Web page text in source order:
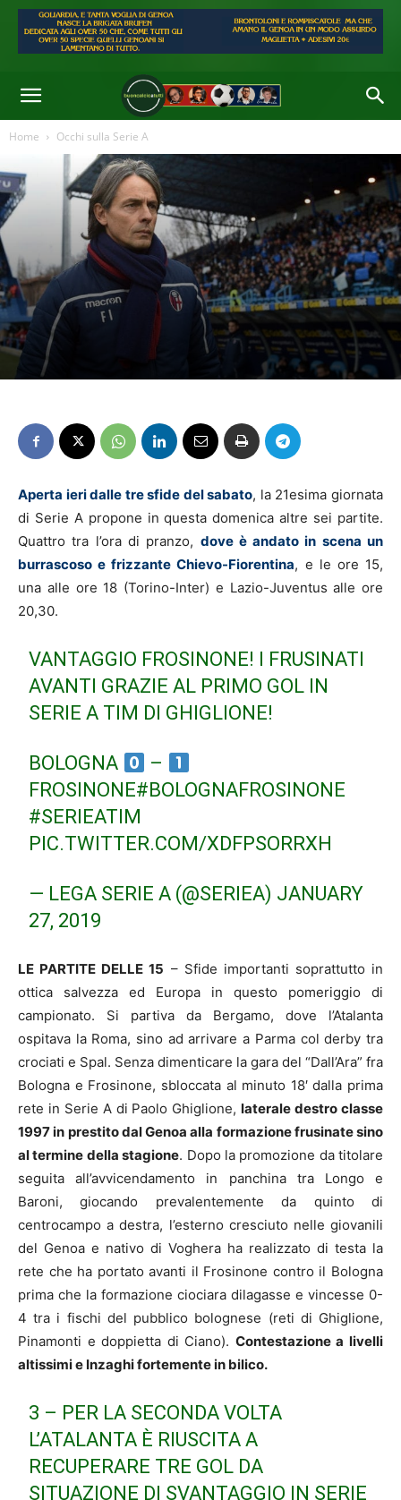
Home Occhi sulla Serie A
Aperta ieri dalle tre sfide del sabato, la 21esima giornata
di Serie A propone in questa domenica altre sei partite.
Quattro tra l’ora di pranzo, dove è andato in scena un
burrascoso e frizzante Chievo-Fiorentina, e le ore 15,
una alle ore 18 (Torino-Inter) e Lazio-Juventus alle ore
20,30.
VANTAGGIO FROSINONE! I FRUSINATI
AVANTI GRAZIE AL PRIMO GOL IN
SERIE A TIM DI GHIGLIONE!
BOLOGNA
–
FROSINONE#BOLOGNAFROSINONE
#SERIEATIM
PIC.TWITTER.COM/XDFPSORRXH
— LEGA SERIE A (@SERIEA) JANUARY
27, 2019
LE PARTITE DELLE 15 – Sfide importanti soprattutto in
ottica salvezza ed Europa in questo pomeriggio di
campionato. Si partiva da Bergamo, dove l’Atalanta
ospitava la Roma, sino ad arrivare a Parma col derby tra
crociati e Spal. Senza dimenticare la gara del “Dall’Ara” fra
Bologna e Frosinone, sbloccata al minuto 18′ dalla prima
rete in Serie A di Paolo Ghiglione,laterale destro classe
1997 in prestito dal Genoa alla formazione frusinate sino
al termine della stagione. Dopo la promozione da titolare
seguita all’avvicendamento in panchina tra Longo e
Baroni, giocando prevalentemente da quinto di
centrocampo a destra, l’esterno cresciuto nelle giovanili
del Genoa e nativo di Voghera ha realizzato di testa la
rete che ha portato avanti il Frosinone contro il Bologna
prima che la formazione ciociara dilagasse e vincesse 0-
4 tra i fischi del pubblico bolognese (reti di Ghiglione,
Pinamonti e doppietta di Ciano). Contestazione a livelli
altissimi e Inzaghi fortemente in bilico.
3 – PER LA SECONDA VOLTA
L’ATALANTA È RIUSCITA A
RECUPERARE TRE GOL DA
SITUAZIONE DI SVANTAGGIO IN SERIE